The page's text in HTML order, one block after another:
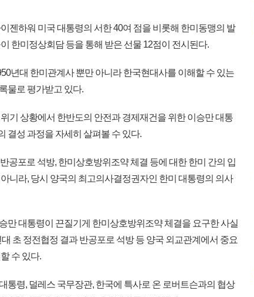
젠하워 미국 대통령의 서한 40여 점을 비롯해 한미동맹의 발
한미정상회담 등을 통해 받은 선물 12점이 전시된다.
년대 한미관계사 뿐만 아니라 한국현대사를 이해할 수 있는
물로 평가받고 있다.
기 상황에서 한반도의 안전과 경제재건을 위한 이승만 대통
결성 과정을 자세히 살펴볼 수 있다.
공포로 석방, 한미상호방위조약 체결 등에 대한 한미 간의 입
니라, 당시 양국의 최고의사결정권자인 한미 대통령의 의사
만 대통령이 끈질기게 한미상호방위조약 체결을 요구한 사실
초 정전협정 결과 반공포로 석방 등 양국 외교관계에서 중요
수 있다.
통령, 덜레스 국무장관, 한국에 특사로 온 로버트슨과의 협상